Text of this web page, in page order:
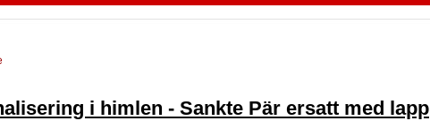
i himlen - Sankte Pär ersatt med lapp